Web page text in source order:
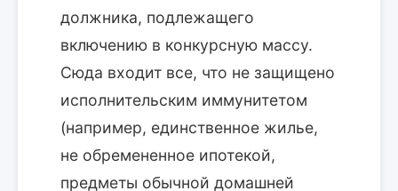
должника, подлежащего
включению в конкурсную массу.
Сюда входит все, что не защищено
исполнительским иммунитетом
(например, единственное жилье,
не обремененное ипотекой,
предметы обычной домашней